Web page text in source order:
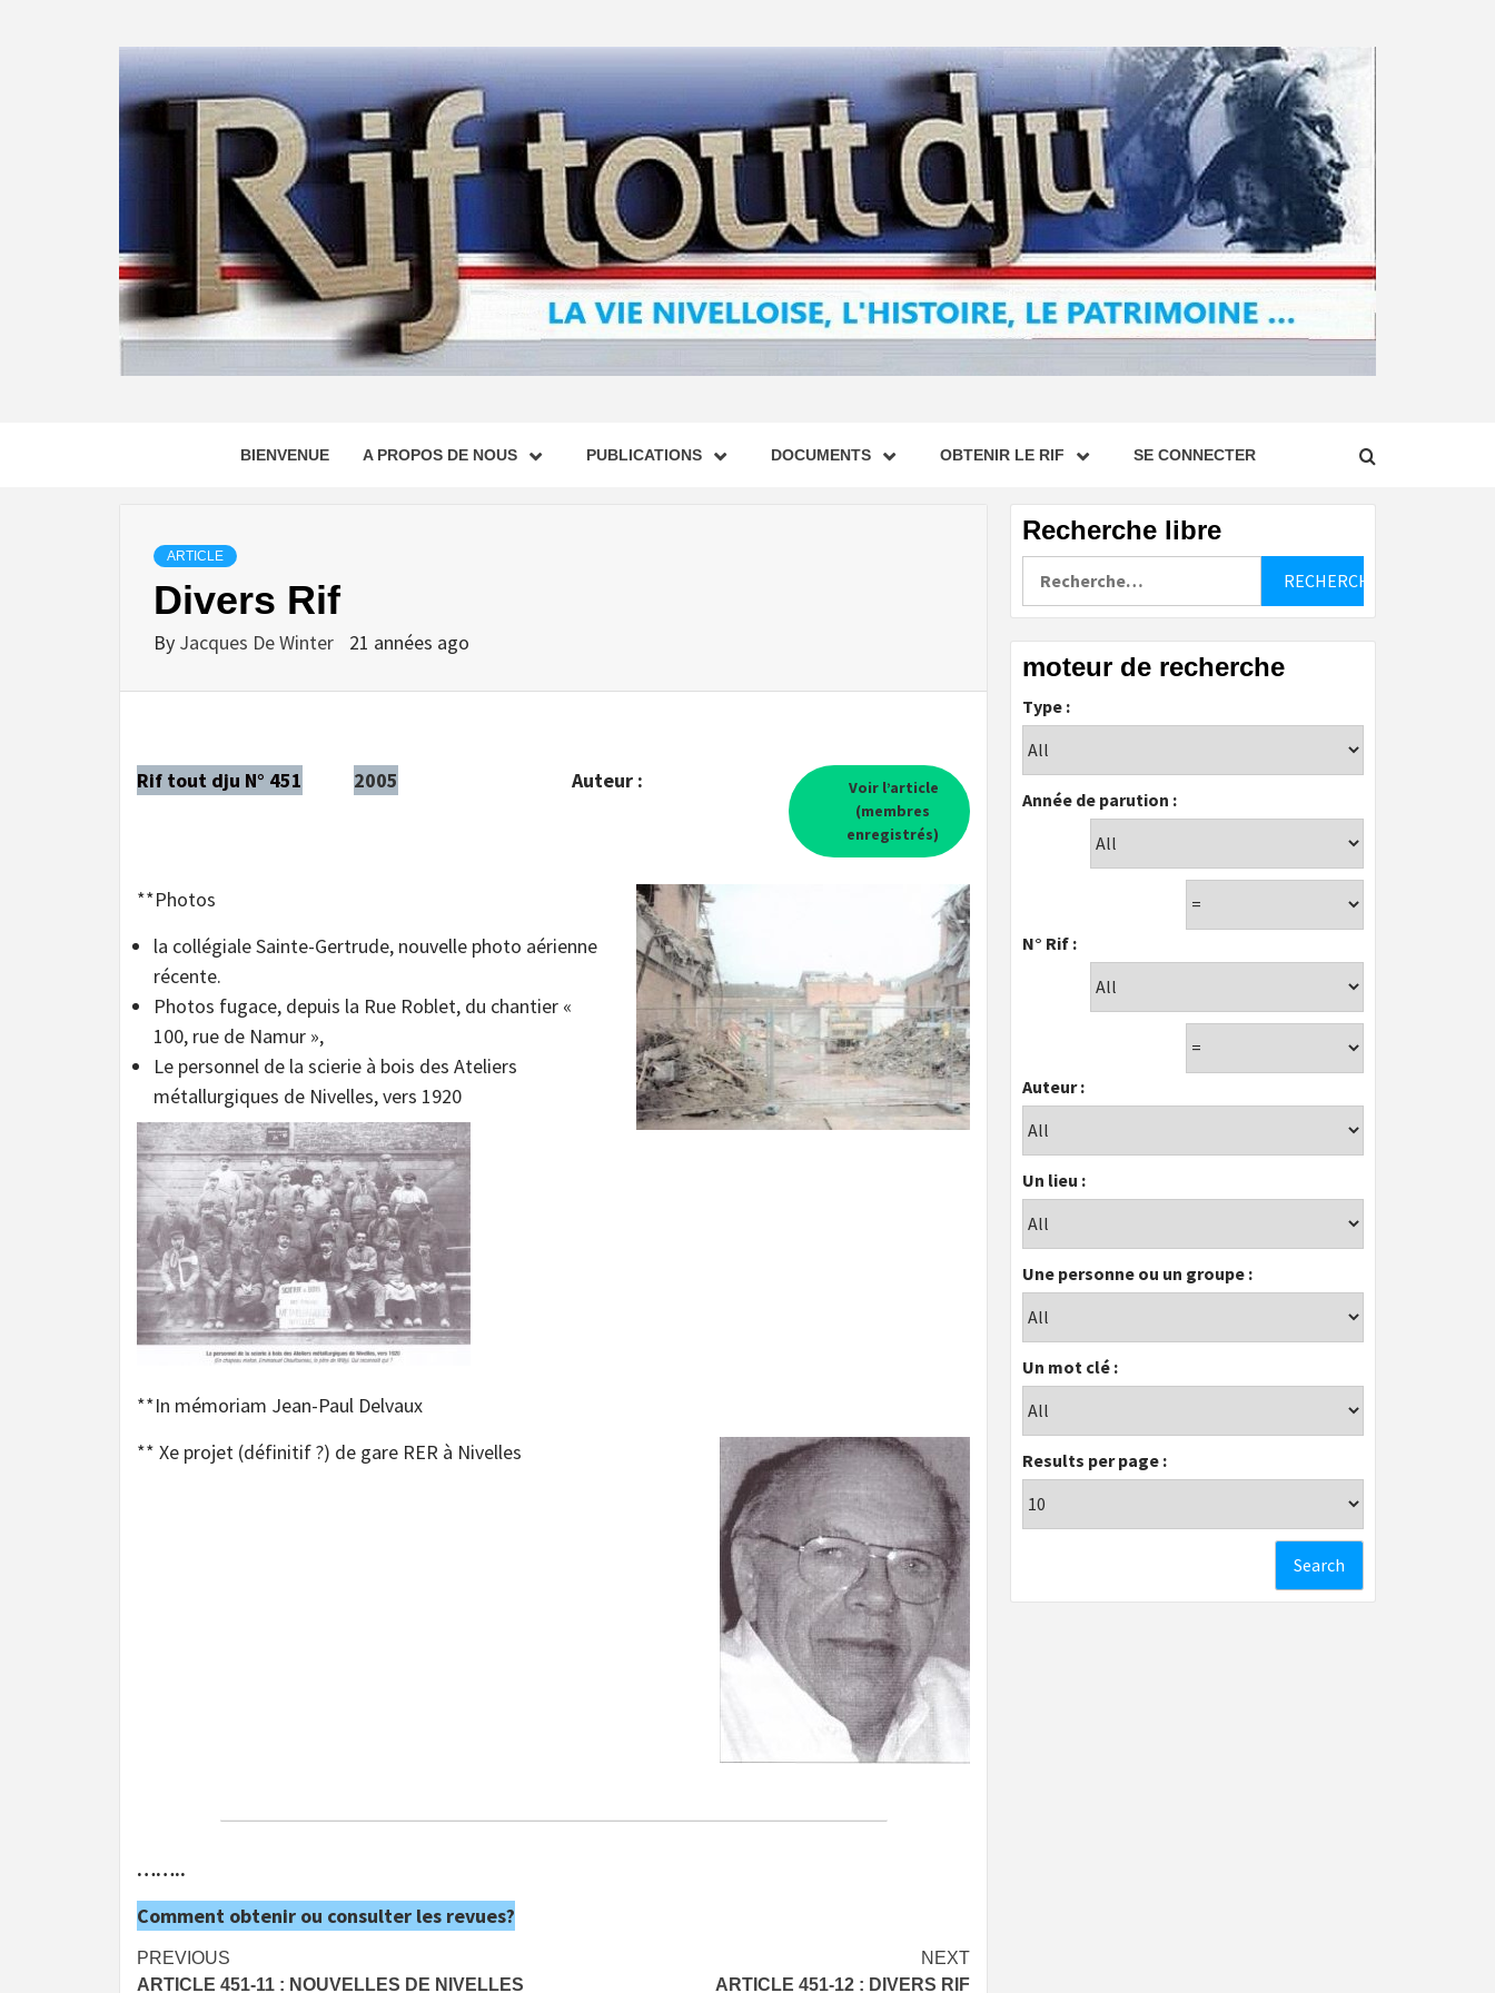
BIENVENUE A PROPOS DE NOUS PUBLICATIONS DOCUMENTS OBTENIR LE RIF SE CONNECTER
ARTICLE
Divers Rif
By Jacques De Winter 21 années ago
Rif tout dju N° 451 2005 Auteur :
Voir l’article
(membres
enregistrés)
**Photos
la collégiale Sainte-Gertrude, nouvelle photo aérienne
récente.
Photos fugace, depuis la Rue Roblet, du chantier «
100, rue de Namur »,
Le personnel de la scierie à bois des Ateliers
métallurgiques de Nivelles, vers 1920
**In mémoriam Jean-Paul Delvaux
** Xe projet (définitif ?) de gare RER à Nivelles
……..
Comment obtenir ou consulter les revues?
Post
PREVIOUS
ARTICLE 451-11 : NOUVELLES DE NIVELLES
NEXT
ARTICLE 451-12 : DIVERS RIF
Recherche libre
moteur de recherche
Type :
Année de parution :
N° Rif :
Auteur :
Un lieu :
Une personne ou un groupe :
Un mot clé :
Results per page :